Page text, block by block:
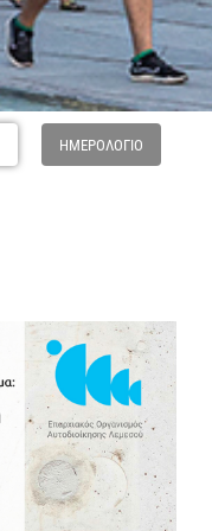
ΗΜΕΡΟΛΌΓΙΟ